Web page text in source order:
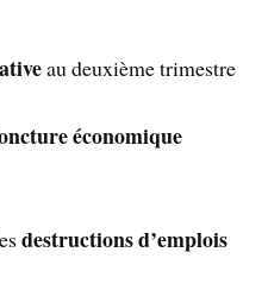
au deuxième trimestre
économique
destructions d’emplois